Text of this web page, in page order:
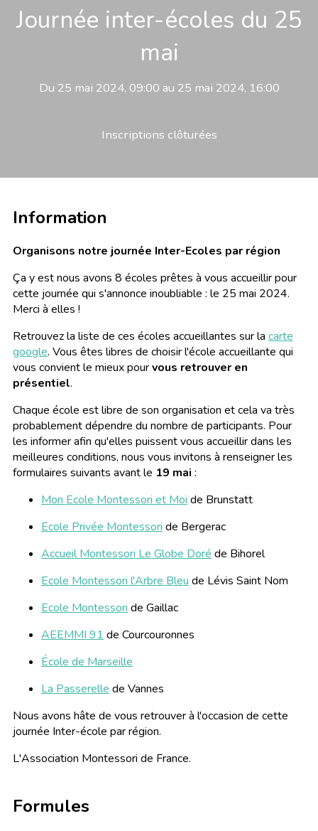
Journée inter-écoles du 25
mai
Du 25 mai 2024, 09:00 au 25 mai 2024, 16:00
Inscriptions clôturées
Information
Organisons notre journée Inter-Ecoles par région
Ça y est nous avons 8 écoles prêtes à vous accueillir pour
cette journée qui s'annonce inoubliable : le 25 mai 2024.
Merci à elles !
Retrouvez la liste de ces écoles accueillantes sur la carte
google. Vous êtes libres de choisir l'école accueillante qui
vous convient le mieux pourvous retrouver en
présentiel.
Chaque école est libre de son organisation et cela va très
probablement dépendre du nombre de participants. Pour
les informer afin qu'elles puissent vous accueillir dans les
meilleures conditions, nous vous invitons à renseigner les
formulaires suivants avant le 19 mai :
Mon Ecole Montessori et Moi de Brunstatt
Ecole Privée Montessori de Bergerac
Accueil Montessori Le Globe Doré de Bihorel
Ecole Montessori l'Arbre Bleu de Lévis Saint Nom
Ecole Montessori de Gaillac
AEEMMI 91 de Courcouronnes
École de Marseille
La Passerelle de Vannes
Nous avons hâte de vous retrouver à l'occasion de cette
journée Inter-école par région.
L'Association Montessori de France.
Formules